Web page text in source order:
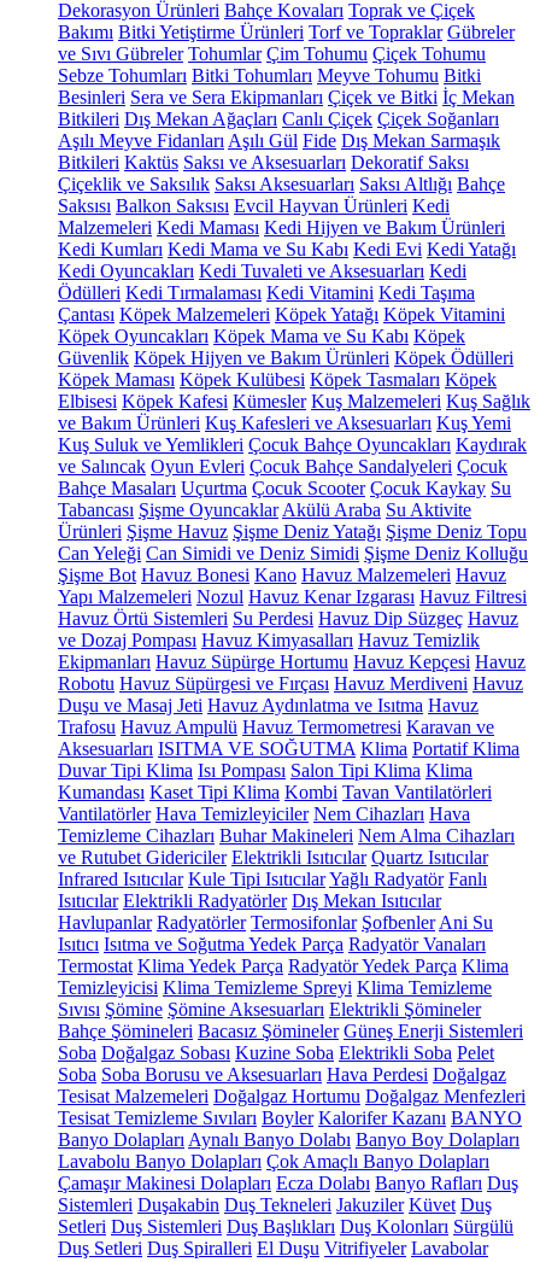
Dekorasyon Ürünleri Bahçe Kovaları Toprak ve Çiçek
Bakımı Bitki Yetiştirme Ürünleri Torf ve Topraklar Gübreler
ve Sıvı Gübreler Tohumlar Çim Tohumu Çiçek Tohumu
Sebze Tohumları Bitki Tohumları Meyve Tohumu Bitki
Besinleri Sera ve Sera Ekipmanları Çiçek ve Bitki İç Mekan
Bitkileri Dış Mekan Ağaçları Canlı Çiçek Çiçek Soğanları
Aşılı Meyve Fidanları Aşılı Gül Fide Dış Mekan Sarmaşık
Bitkileri Kaktüs Saksı ve Aksesuarları Dekoratif Saksı
Çiçeklik ve Saksılık Saksı Aksesuarları Saksı Altlığı Bahçe
Saksısı Balkon Saksısı Evcil Hayvan Ürünleri Kedi
Malzemeleri Kedi Maması Kedi Hijyen ve Bakım Ürünleri
Kedi Kumları Kedi Mama ve Su Kabı Kedi Evi Kedi Yatağı
Kedi Oyuncakları Kedi Tuvaleti ve Aksesuarları Kedi
Ödülleri Kedi Tırmalaması Kedi Vitamini Kedi Taşıma
Çantası Köpek Malzemeleri Köpek Yatağı Köpek Vitamini
Köpek Oyuncakları Köpek Mama ve Su Kabı Köpek
Güvenlik Köpek Hijyen ve Bakım Ürünleri Köpek Ödülleri
Köpek Maması Köpek Kulübesi Köpek Tasmaları Köpek
Elbisesi Köpek Kafesi Kümesler Kuş Malzemeleri Kuş Sağlık
ve Bakım Ürünleri Kuş Kafesleri ve Aksesuarları Kuş Yemi
Kuş Suluk ve Yemlikleri Çocuk Bahçe Oyuncakları Kaydırak
ve Salıncak Oyun Evleri Çocuk Bahçe Sandalyeleri Çocuk
Bahçe Masaları Uçurtma Çocuk Scooter Çocuk Kaykay Su
Tabancası Şişme Oyuncaklar Akülü Araba Su Aktivite
Ürünleri Şişme Havuz Şişme Deniz Yatağı Şişme Deniz Topu
Can Yeleği Can Simidi ve Deniz Simidi Şişme Deniz Kolluğu
Şişme Bot Havuz Bonesi Kano Havuz Malzemeleri Havuz
Yapı Malzemeleri Nozul Havuz Kenar Izgarası Havuz Filtresi
Havuz Örtü Sistemleri Su Perdesi Havuz Dip Süzgeç Havuz
ve Dozaj Pompası Havuz Kimyasalları Havuz Temizlik
Ekipmanları Havuz Süpürge Hortumu Havuz Kepçesi Havuz
Robotu Havuz Süpürgesi ve Fırçası Havuz Merdiveni Havuz
Duşu ve Masaj Jeti Havuz Aydınlatma ve Isıtma Havuz
Trafosu Havuz Ampulü Havuz Termometresi Karavan ve
Aksesuarları ISITMA VE SOĞUTMA Klima Portatif Klima
Duvar Tipi Klima Isı Pompası Salon Tipi Klima Klima
Kumandası Kaset Tipi Klima Kombi Tavan Vantilatörleri
Vantilatörler Hava Temizleyiciler Nem Cihazları Hava
Temizleme Cihazları Buhar Makineleri Nem Alma Cihazları
ve Rutubet Gidericiler Elektrikli Isıtıcılar Quartz Isıtıcılar
Infrared Isıtıcılar Kule Tipi IsıtıcılarYağlı Radyatör Fanlı
Isıtıcılar Elektrikli Radyatörler Dış Mekan Isıtıcılar
Havlupanlar Radyatörler Termosifonlar Şofbenler Ani Su
Isıtıcı Isıtma ve Soğutma Yedek Parça Radyatör Vanaları
Termostat Klima Yedek Parça Radyatör Yedek Parça Klima
Temizleyicisi Klima Temizleme Spreyi Klima Temizleme
Sıvısı Şömine Şömine Aksesuarları Elektrikli Şömineler
Bahçe Şömineleri Bacasız Şömineler Güneş Enerji Sistemleri
Soba Doğalgaz Sobası Kuzine Soba Elektrikli Soba Pelet
Soba Soba Borusu ve Aksesuarları Hava Perdesi Doğalgaz
Tesisat Malzemeleri Doğalgaz Hortumu Doğalgaz Menfezleri
Tesisat Temizleme Sıvıları Boyler Kalorifer Kazanı BANYO
Banyo Dolapları Aynalı Banyo Dolabı Banyo Boy Dolapları
Lavabolu Banyo Dolapları Çok Amaçlı Banyo Dolapları
Çamaşır Makinesi Dolapları Ecza Dolabı Banyo Rafları Duş
Sistemleri Duşakabin Duş Tekneleri Jakuziler Küvet Duş
Setleri Duş Sistemleri Duş Başlıkları Duş Kolonları Sürgülü
Duş Setleri Duş Spiralleri El Duşu Vitrifiyeler Lavabolar